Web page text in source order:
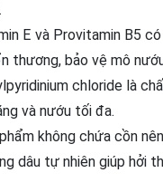
E và Provitamin B5
thương, bảo vệ mô
chloride là
và nướu tối đa.
không chứa cồn
dâu tự nhiên giúp hởi